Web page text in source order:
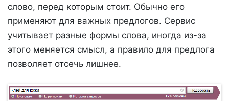
слово, перед которым стоит. Обычно его
применяют для важных предлогов. Сервис
учитывает разные формы слова, иногда из-за
этого меняется смысл, а правило для предлога
позволяет отсечь лишнее.